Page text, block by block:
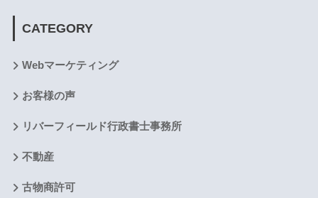
CATEGORY
Webマーケティング
お客様の声
リバーフィールド行政書士事務所
不動産
古物商許可